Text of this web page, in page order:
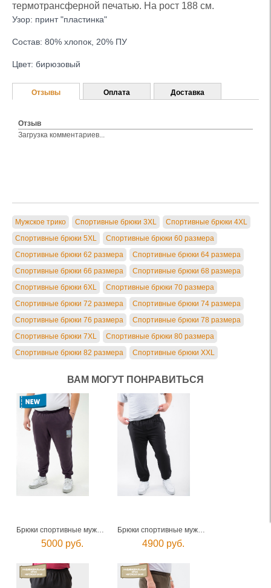
термотрансферной печатью. На рост 188 см.
Узор: принт "пластинка"
Состав: 80% хлопок, 20% ПУ
Цвет: бирюзовый
Отзывы
Отзыв
Загрузка комментариев...
Оплата Доставка
Мужское трико Спортивные брюки 3XL
Спортивные брюки 4XL
Спортивные брюки 5XL
Спортивные брюки 60 размера
Спортивные брюки 62 размера
Спортивные брюки 64 размера
Спортивные брюки 66 размера
Спортивные брюки 68 размера
Спортивные брюки 6XL
Спортивные брюки 70 размера
Спортивные брюки 72 размера
Спортивные брюки 74 размера
Спортивные брюки 76 размера
Спортивные брюки 78 размера
Спортивные брюки 7XL
Спортивные брюки 80 размера
Спортивные брюки 82 размера
Спортивные брюки XXL
ВАМ МОГУТ ПОНРАВИТЬСЯ
Брюки спортивные мужские
5000 руб.
Брюки спортивные мужские
4900 руб.